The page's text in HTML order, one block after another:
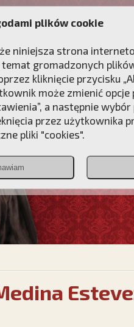
DLA DUSZY
plików cookie
niniejsza strona
gromadzonych
kliknięcie przycisku
może zmienić
a następnie
przez użytkownika
pliki "cookies".